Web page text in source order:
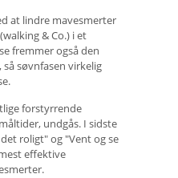
at lindre mavesmerter
& Co.) i et
fremmer også den
søvnfasen virkelig
forstyrrende
undgås. I sidste
roligt" og "Vent og se
effektive